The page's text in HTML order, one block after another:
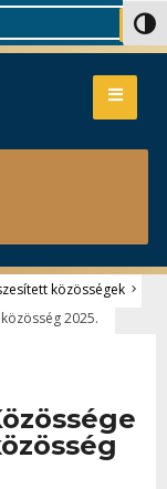
közösségek
2025.